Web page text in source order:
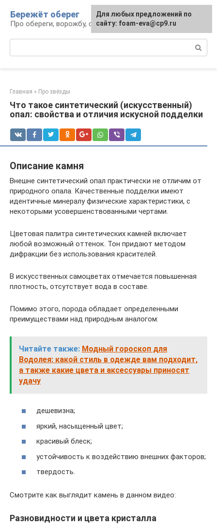
контенту
Бережёт оберег
Про обереги, ворожбу, сны и гадания
Главная » Про звёзды
Что такое синтетический (искусственный)
опал: свойства и отличия искусной подделки
Описание камня
Внешне синтетический опал практически не отличим от
природного опала. Качественные подделки имеют
идентичные минералу физические характеристики, с
некоторыми усовершенствованными чертами.
Цветовая палитра синтетических камней включает
любой возможный оттенок. Тон придают методом
дифракции без использования красителей.
В искусственных самоцветах отмечается повышенная
плотность, отсутствует вода в составе.
Помимо этого, порода обладает определенными
преимуществами над природным аналогом:
Читайте также: Модный гороскоп для
Водолея: какой стиль в одежде вам подходит,
а также какие цвета и аксессуары приносят
удачу
дешевизна;
яркий, насыщенный цвет;
красивый блеск;
устойчивость к воздействию внешних факторов;
твердость.
Смотрите как выглядит камень в данном видео:
Разновидности и цвета кристалла
Для любых предложений по
сайту: foam-eva@cp9.ru